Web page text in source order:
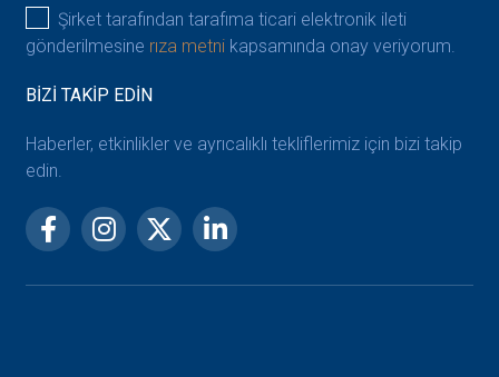
Şirket tarafından tarafıma ticari elektronik ileti
gönderilmesine rıza metni kapsamında onay veriyorum.
BİZİ TAKİP EDİN
Haberler, etkinlikler ve ayrıcalıklı tekliflerimiz için bizi takip
edin.